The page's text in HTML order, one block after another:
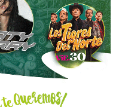
de lo que ya se
el poder confía en que
y también su límite:
dispone.Ninguna
publicará jamás sin el
que estas
preventiva
personas motociclistas,
y reducir la
derivados de